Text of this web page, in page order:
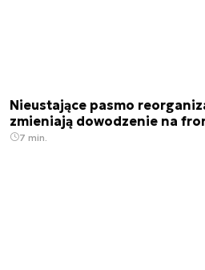
Nieustające pasmo
zmieniają dowodzenie na
7 min.